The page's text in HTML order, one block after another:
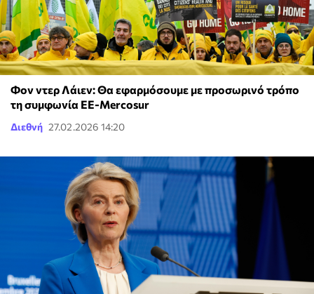
Φον ντερ Λάιεν: Θα εφαρμόσουμε με προσωρινό τρόπο
τη συμφωνία ΕΕ-Mercosur
Διεθνή 27.02.2026 14:20